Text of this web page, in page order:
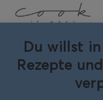
Du willst
Rezepte